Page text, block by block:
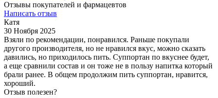
Отзывы покупателей и фармацевтов
Написать отзыв
Катя
30 Ноября 2025
Взяли по рекомендации, понравился. Раньше покупали
другого производителя, но не нравился вкус, можно сказать
давились, но приходилось пить. Суппортан по вкуснее будет,
а еще сравнили состав и он тоже не в пользу напитка который
брали ранее. В общем продолжим пить суппортан, нравится,
хороший.
Отзыв полезен?